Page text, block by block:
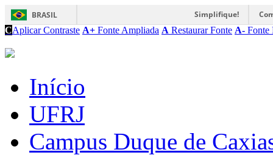
BRASIL Simplifique!
CAplicar Contraste A+ Fonte Ampliada A Restaurar Fonte A- Fonte
Início
UFRJ
Campus Duque de